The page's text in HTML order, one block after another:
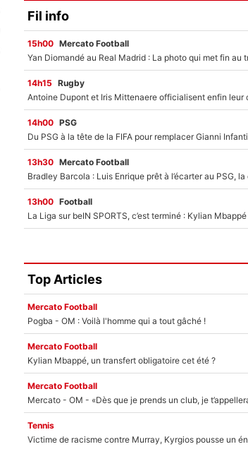
Fil info
15h00 Mercato Football
14h15 Rugby
14h00 PSG
13h30 Mercato Football
13h00 Football
Top Articles
Mercato Football
Pogba - OM : Voilà l'homme qui a tout gâché !
Mercato Football
Kylian Mbappé, un transfert obligatoire cet été ?
Mercato Football
Tennis